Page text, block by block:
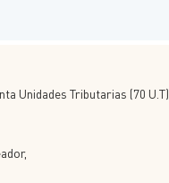
Unidades Tributarias (70 U.T).